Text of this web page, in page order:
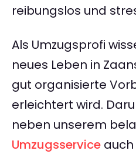
reibungslos und
Als Umzugsprofi
neues Leben in
gut organisierte
erleichtert wird.
neben unserem
Umzugsservice